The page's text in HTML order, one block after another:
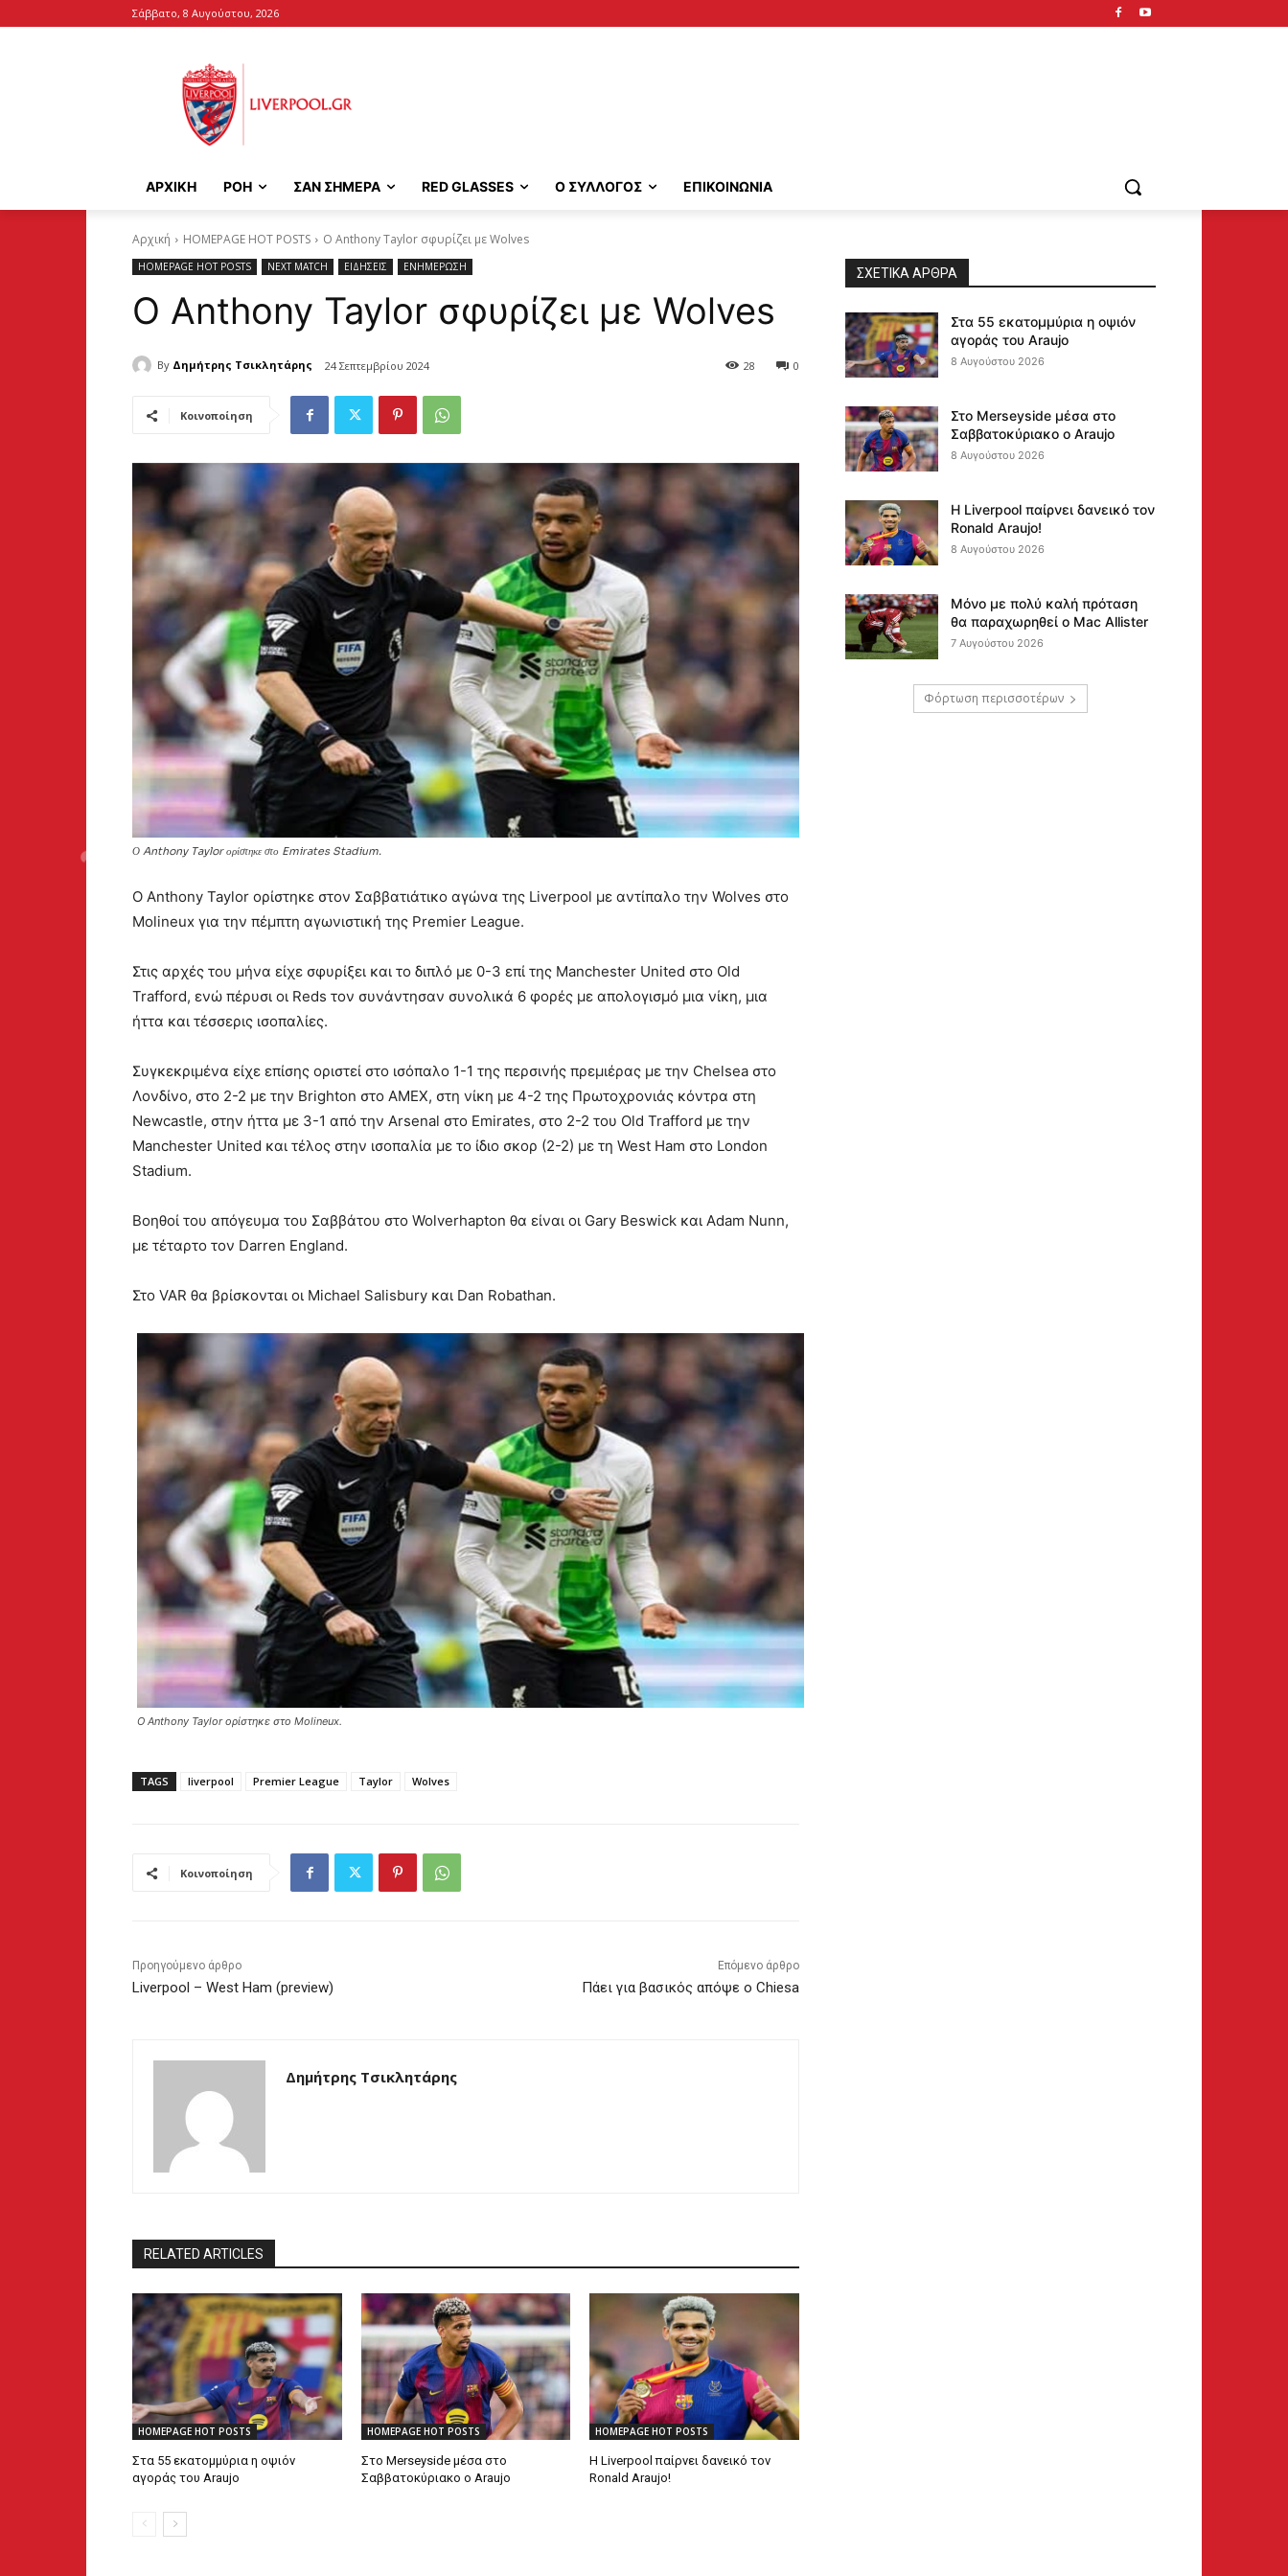
Σάββατο, 8 Αυγούστου, 2026
ΑΡΧΙΚΉ ΡΟΗ ΣΑΝ ΣΗΜΕΡΑ RED GLASSES Ο ΣΥΛΛΟΓΟΣ ΕΠΙΚΟΙΝΩΝΙΑ
Αρχική HOMEPAGE HOT POSTS Ο Anthony Taylor σφυρίζει με Wolves
HOMEPAGE HOT POSTS NEXT MATCH ΕΙΔΗΣΕΙΣ ΕΝΗΜΕΡΩΣΗ
Ο Anthony Taylor σφυρίζει με Wolves
By Δημήτρης Τσικλητάρης 24 Σεπτεμβρίου 2024 0
28
Κοινοποίηση
Ο Anthony Taylor ορίστηκε στο Emirates Stadium.
Ο Anthony Taylor ορίστηκε στον Σαββατιάτικο αγώνα της Liverpool με αντίπαλο την Wolves στο
Molineux για την πέμπτη αγωνιστική της Premier League.
Στις αρχές του μήνα είχε σφυρίξει και το διπλό με 0-3 επί της Manchester United στο Old
Trafford, ενώ πέρυσι οι Reds τον συνάντησαν συνολικά 6 φορές με απολογισμό μια νίκη, μια
ήττα και τέσσερις ισοπαλίες.
Συγκεκριμένα είχε επίσης οριστεί στο ισόπαλο 1-1 της περσινής πρεμιέρας με την Chelsea στο
Λονδίνο, στο 2-2 με την Brighton στο AMEX, στη νίκη με 4-2 της Πρωτοχρονιάς κόντρα στη
Newcastle, στην ήττα με 3-1 από την Arsenal στο Emirates, στο 2-2 του Old Trafford με την
Manchester United και τέλος στην ισοπαλία με το ίδιο σκορ (2-2) με τη West Ham στο London
Stadium.
Βοηθοί του απόγευμα του Σαββάτου στο Wolverhapton θα είναι οι Gary Beswick και Adam Nunn,
με τέταρτο τον Darren England.
Στο VAR θα βρίσκονται οι Michael Salisbury και Dan Robathan.
Ο Anthony Taylor ορίστηκε στο Molineux.
TAGS liverpool Premier League Taylor Wolves
Κοινοποίηση
Προηγούμενο άρθρο
Liverpool – West Ham (preview)
Επόμενο άρθρο
Πάει για βασικός απόψε ο Chiesa
Δημήτρης Τσικλητάρης
RELATED ARTICLES
HOMEPAGE HOT POSTS
Στα 55 εκατομμύρια η οψιόν
αγοράς του Araujo
HOMEPAGE HOT POSTS
Στο Merseyside μέσα στο
Σαββατοκύριακο ο Araujo
HOMEPAGE HOT POSTS
Η Liverpool παίρνει δανεικό τον
Ronald Araujo!
ΣΧΕΤΙΚΆ ΆΡΘΡΑ
Στα 55 εκατομμύρια η οψιόν
αγοράς του Araujo
8 Αυγούστου 2026
Στο Merseyside μέσα στο
Σαββατοκύριακο ο Araujo
8 Αυγούστου 2026
Η Liverpool παίρνει δανεικό τον
Ronald Araujo!
8 Αυγούστου 2026
Μόνο με πολύ καλή πρόταση
θα παραχωρηθεί ο Mac Allister
7 Αυγούστου 2026
Φόρτωση περισσοτέρων